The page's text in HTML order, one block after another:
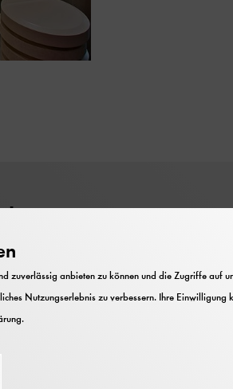
Eintritt frei Mitglied im Deutschen
Museum
Anmeldung beim Mitgliederservice
erforderlich!
zuverlässig anbieten zu können und die Zugriffe auf
Nutzungserlebnis zu verbessern. Ihre Einwilligung
.